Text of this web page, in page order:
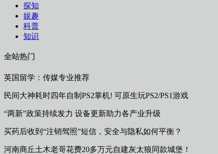
探知
娱趣
科普
知识
全站热门
英国留学：传媒专业推荐
民间大神耗时四年自制PS2掌机! 可原生玩PS2/PS1游戏
“两新”政策持续发力 设备更新助力各产业升级
买药后收到“注销驾照”短信，安全与隐私如何平衡？
河南商丘土木老哥花费20多万元自建灰太狼同款城堡！